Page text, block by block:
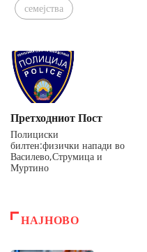
семејства
Претходниот Пост
Полициски
билтен:физички напади во
Василево,Струмица и
Муртино
НАЈНОВО